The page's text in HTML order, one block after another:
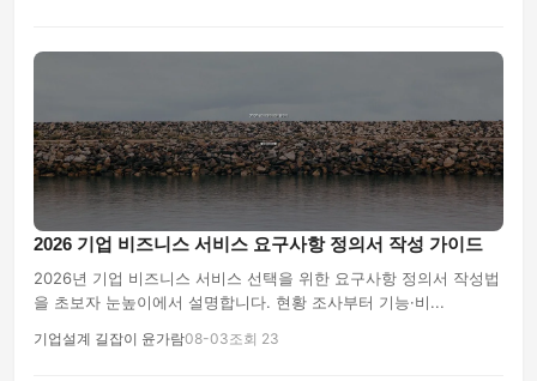
2026 기업 비즈니스 서비스 요구사항 정의서 작성 가이드
2026년 기업 비즈니스 서비스 선택을 위한 요구사항 정의서 작성법
을 초보자 눈높이에서 설명합니다. 현황 조사부터 기능·비...
기업설계 길잡이 윤가람08-03조회 23